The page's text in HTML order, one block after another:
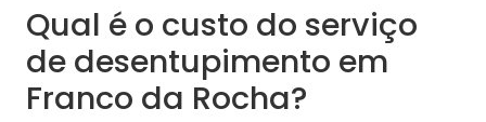
Qual é o custo do serviço
de desentupimento em
Franco da Rocha?